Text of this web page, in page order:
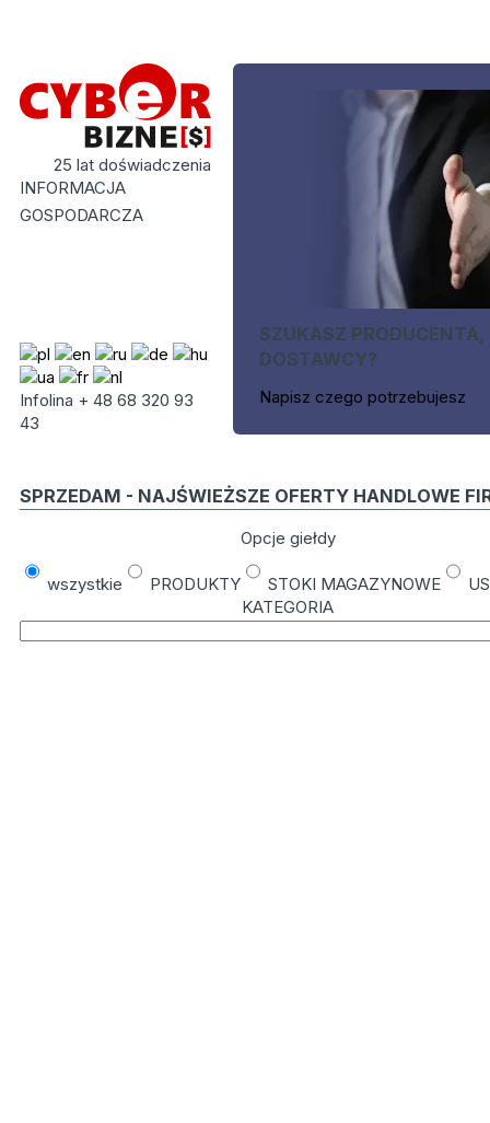
25 lat doświadczenia
INFORMACJA
GOSPODARCZA
Infolina + 48 68 320 93
43
SZUKASZ PRODUCENTA,
DOSTAWCY?
Napisz czego potrzebujesz
SPRZEDAM - NAJŚWIEŻSZE OFERTY HANDLOWE
Opcje giełdy
wszystkie PRODUKTY STOKI MAGAZYNOWE
KATEGORIA